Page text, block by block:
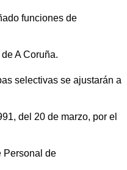
funciones de
A Coruña.
selectivas se ajustarán a
del 20 de marzo, por el
Personal de